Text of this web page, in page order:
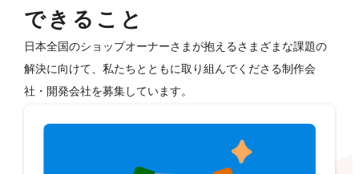
できること
日本全国のショップオーナーさまが抱えるさまざまな課題の
解決に向けて、私たちとともに取り組んでくださる制作会
社・開発会社を募集しています。